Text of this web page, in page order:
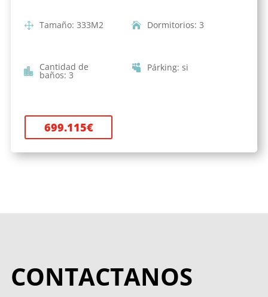
Tamaño: 333M2 Dormitorios: 3
Cantidad de
baños: 3
Párking: si
699.115€
CONTACTANOS